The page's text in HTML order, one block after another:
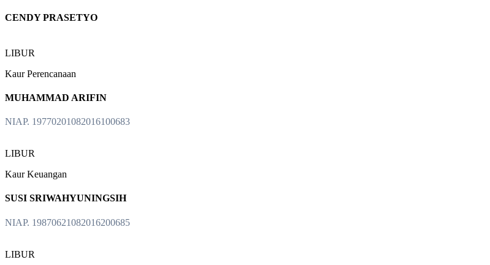
CENDY PRASETYO
LIBUR
Kaur Perencanaan
MUHAMMAD ARIFIN
NIAP. 19770201082016100683
LIBUR
Kaur Keuangan
SUSI SRIWAHYUNINGSIH
NIAP. 19870621082016200685
LIBUR